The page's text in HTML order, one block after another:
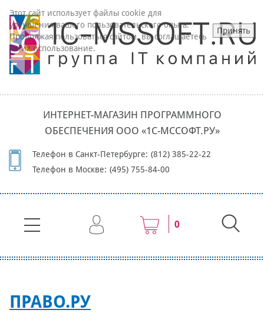
ИНТЕРНЕТ-МАГАЗИН ПРОГРАММНОГО
ОБЕСПЕЧЕНИЯ ООО «1С-МССОФТ.РУ»
Телефон в Санкт-Петербурге: (812) 385-22-22
Телефон в Москве: (495) 755-84-00
0
ПРАВО.РУ
Этот сайт использует файлы cookie для
улучшения вашего пользовательского опыта.
Продолжая пользоваться сайтом, вы соглашаетесь
на их использование.
Принять